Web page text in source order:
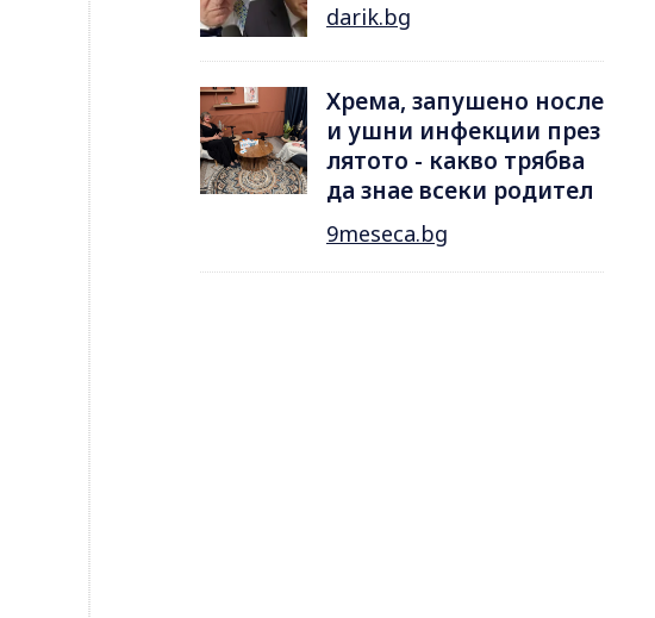
darik.bg
Хрема, запушено носле
и ушни инфекции през
лятотo - какво трябва
да знае всеки родител
9meseca.bg